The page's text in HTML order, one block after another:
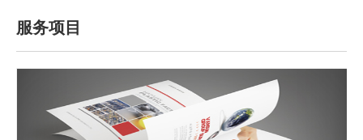
服务项目